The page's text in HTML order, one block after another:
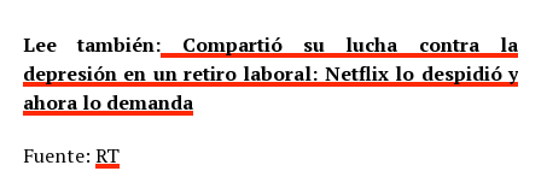
Lee también: Compartió su lucha contra la
depresión en un retiro laboral: Netflix lo despidió y
ahora lo demanda
Fuente: RT